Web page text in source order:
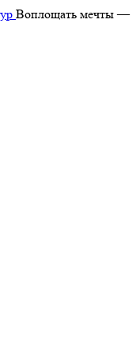
Воплощать мечты —